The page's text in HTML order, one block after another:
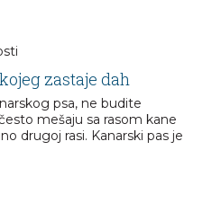
zastaje dah
psa, ne budite
mešaju sa rasom kane
drugoj rasi. Kanarski pas je